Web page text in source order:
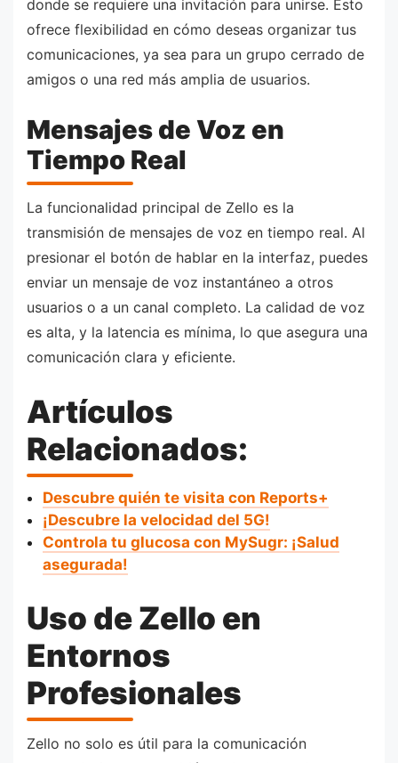
donde se requiere una invitación para unirse. Esto
ofrece flexibilidad en cómo deseas organizar tus
comunicaciones, ya sea para un grupo cerrado de
amigos o una red más amplia de usuarios.
Mensajes de Voz en
Tiempo Real
La funcionalidad principal de Zello es la
transmisión de mensajes de voz en tiempo real. Al
presionar el botón de hablar en la interfaz, puedes
enviar un mensaje de voz instantáneo a otros
usuarios o a un canal completo. La calidad de voz
es alta, y la latencia es mínima, lo que asegura una
comunicación clara y eficiente.
Artículos
Relacionados:
Descubre quién te visita con Reports+
¡Descubre la velocidad del 5G!
Controla tu glucosa con MySugr: ¡Salud
asegurada!
Uso de Zello en
Entornos
Profesionales
Zello no solo es útil para la comunicación